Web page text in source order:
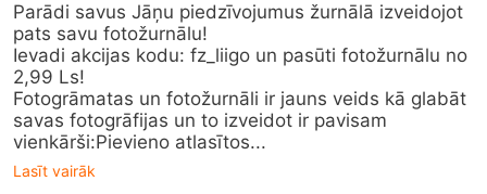
Parādi savus Jāņu piedzīvojumus žurnālā izveidojot
pats savu fotožurnālu!
Ievadi akcijas kodu: fz_liigo un pasūti fotožurnālu no
2,99 Ls!
Fotogrāmatas un fotožurnāli ir jauns veids kā glabāt
savas fotogrāfijas un to izveidot ir pavisam
vienkārši:Pievieno atlasītos...
Lasīt vairāk